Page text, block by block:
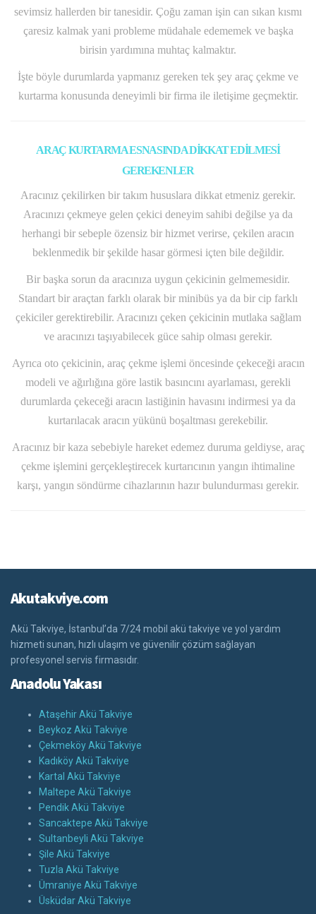
sevimsiz hallerden bir tanesidir. Çoğu zaman işin can sıkan kısmı
çaresiz kalmak yani probleme müdahale edememek ve başka
birisin yardımına muhtaç kalmaktır.
İşte böyle durumlarda yapmanız gereken tek şey araç çekme ve
kurtarma konusunda deneyimli bir firma ile iletişime geçmektir.
ARAÇ KURTARMA ESNASINDA DİKKAT EDİLMESİ
GEREKENLER
Aracınız çekilirken bir takım hususlara dikkat etmeniz gerekir.
Aracınızı çekmeye gelen çekici deneyim sahibi değilse ya da
herhangi bir sebeple özensiz bir hizmet verirse, çekilen aracın
beklenmedik bir şekilde hasar görmesi içten bile değildir.
Bir başka sorun da aracınıza uygun çekicinin gelmemesidir.
Standart bir araçtan farklı olarak bir minibüs ya da bir cip farklı
çekiciler gerektirebilir. Aracınızı çeken çekicinin mutlaka sağlam
ve aracınızı taşıyabilecek güce sahip olması gerekir.
Ayrıca oto çekicinin, araç çekme işlemi öncesinde çekeceği aracın
modeli ve ağırlığına göre lastik basıncını ayarlaması, gerekli
durumlarda çekeceği aracın lastiğinin havasını indirmesi ya da
kurtarılacak aracın yükünü boşaltması gerekebilir.
Aracınız bir kaza sebebiyle hareket edemez duruma geldiyse, araç
çekme işlemini gerçekleştirecek kurtarıcının yangın ihtimaline
karşı, yangın söndürme cihazlarının hazır bulundurması gerekir.
Akutakviye.com
Akü Takviye, İstanbul’da 7/24 mobil akü takviye ve yol yardım
hizmeti sunan, hızlı ulaşım ve güvenilir çözüm sağlayan
profesyonel servis firmasıdır.
Anadolu Yakası
Ataşehir Akü Takviye
Beykoz Akü Takviye
Çekmeköy Akü Takviye
Kadıköy Akü Takviye
Kartal Akü Takviye
Maltepe Akü Takviye
Pendik Akü Takviye
Sancaktepe Akü Takviye
Sultanbeyli Akü Takviye
Şile Akü Takviye
Tuzla Akü Takviye
Ümraniye Akü Takviye
Üsküdar Akü Takviye